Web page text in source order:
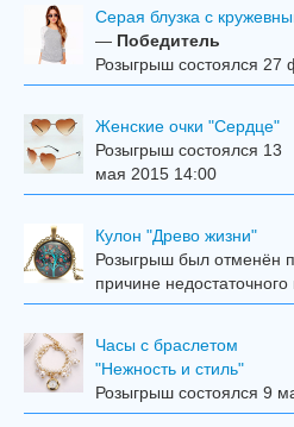
Серая блузка с
— Победитель
Розыгрыш состоялся 27
Женские очки "Сердце"
Розыгрыш состоялся 13
мая 2015 14:00
Кулон "Древо жизни"
Розыгрыш был отменён
причине недостаточного
Часы с браслетом
"Нежность и стиль"
Розыгрыш состоялся 9